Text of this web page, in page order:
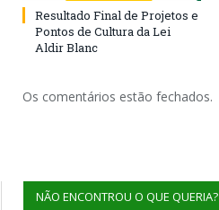
Resultado Final de Projetos e
Pontos de Cultura da Lei
Aldir Blanc
Os comentários estão fechados.
NÃO ENCONTROU O QUE QUERIA?